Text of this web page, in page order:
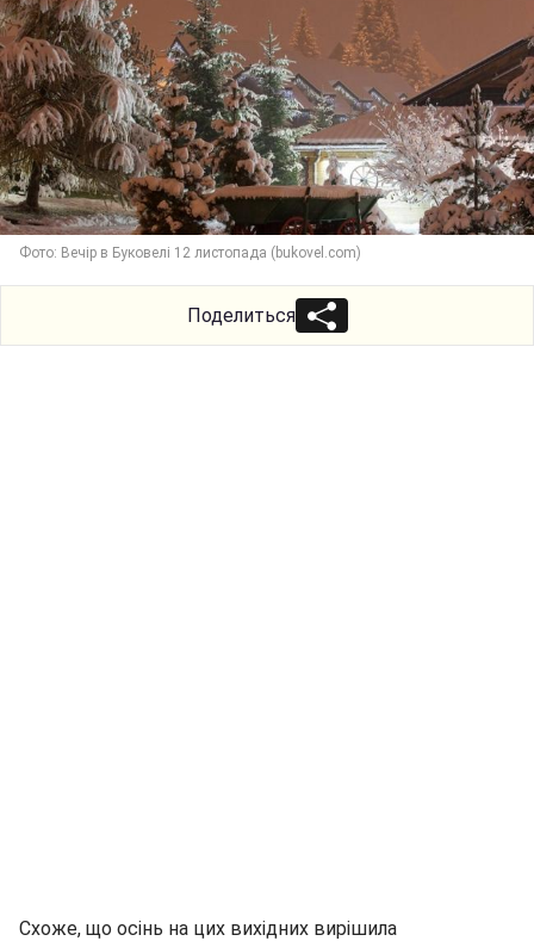
Фото: Вечір в Буковелі 12 листопада (bukovel.com)
Поделиться
Схоже, що осінь на цих вихідних вирішила